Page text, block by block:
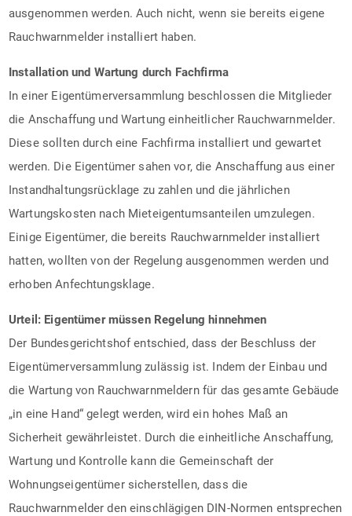
ausgenommen werden. Auch nicht, wenn sie bereits eigene
Rauchwarnmelder installiert haben.
Installation und Wartung durch Fachfirma
In einer Eigentümerversammlung beschlossen die Mitglieder
die Anschaffung und Wartung einheitlicher Rauchwarnmelder.
Diese sollten durch eine Fachfirma installiert und gewartet
werden. Die Eigentümer sahen vor, die Anschaffung aus einer
Instandhaltungsrücklage zu zahlen und die jährlichen
Wartungskosten nach Mieteigentumsanteilen umzulegen.
Einige Eigentümer, die bereits Rauchwarnmelder installiert
hatten, wollten von der Regelung ausgenommen werden und
erhoben Anfechtungsklage.
Urteil: Eigentümer müssen Regelung hinnehmen
Der Bundesgerichtshof entschied, dass der Beschluss der
Eigentümerversammlung zulässig ist. Indem der Einbau und
die Wartung von Rauchwarnmeldern für das gesamte Gebäude
„in eine Hand“ gelegt werden, wird ein hohes Maß an
Sicherheit gewährleistet. Durch die einheitliche Anschaffung,
Wartung und Kontrolle kann die Gemeinschaft der
Wohnungseigentümer sicherstellen, dass die
Rauchwarnmelder den einschlägigen DIN-Normen entsprechen